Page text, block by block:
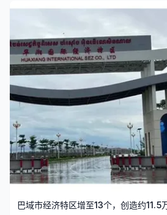
巴域市经济特区增至13个，创造约11.5